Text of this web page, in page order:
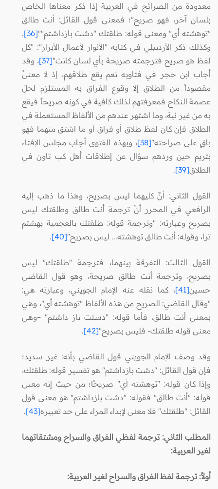
معدودة من الصرائح في العربية إذا ذكر معناها الخاص
بلسان آخر، فهو صريح"؛ فمعنى قول القائل: أنت طالق
"توهشته أي" ومعنى قوله: طلقتك "دشت بازداشتم""[36]
.
وكذلك ذكر الأردبيلي في كتابه "الأنوار لأعمال الأبرار": "كل
لفظ هو صريح فترجمته صريحة بأي لسان كانت"[37]
، وقد
أجاب ابن حجر في فتاويه نعم يقع طلاقهم، إذ لا معنىً
مقصوداً من الطلاق إلا وقوع الفراق به المستلزم لحلّ
عصمة النكاح فمعرفتهم لذلك كافية في كونه صريحاً فيقع
به من غير نية، وما اشتهر عندهم من الألفاظ المستعملة في
الطلاق فإن كان لفظ طلاق أو فراق أو ما اشتق منهما فهو
باقٍ على صراحته"[38]
، وبهذه الفتوى أجاب مجلس الإفتاء
بتريم حين وردهم سؤال عن إطلاقات أهل كب تاون في
الطلاق[39]
.
القول الثاني: أنّ كليهما ليس بصريح، وهذا ما ذهب إليه
الرافعي في المحرر أنَّ ترجمة أنت طالق وطلقتك ليس
بصريح وعبارته: "وترجمة قوله: طلقتك بالعجمية بهشتم
ترا، وقوله: أنت طالق توهشته... ليس بصريح"[40]
.
القول الثالث: التفرقة بينهما، فترجمة "طلقتك" ليس
بصريح، وترجمة أنت طالق صريحة، وهو قول القاضي
حسين[41]
، كما نقله عنه الإمام الجويني، وعبارته هي:
"وقال القاضي: الصريح من هذه الألفاظ "توهشته أي"، وهي
بمعنى أنت طالق، فأما قوله: "دستت باز داشتم" –وهي
معنى قوله طلقتك- فليس بصريح"[42]
.
وقد وصف الإمام الجويني قول القاضي بأنه: غير سديد؛
فإن قول القائل: "دشت بازداشتم" هو تفسير قوله: طلقتك،
وإذا كان قوله: "توهشته أي" صريحًا؛ من حيث إنه معنى
قوله: "أنت طالق" فقوله: "دشت بازداشتم" هو معنى قول
القائل: "طلقتك" فلا معنى لإبداء المراء على حد تعبيره[43]
.
المطلب الثاني: ترجمة لفظي الفراق والسراح ومشتقاتهما
لغير العربية:
أولاً: ترجمة لفظ الفراق والسراح لغير العربية: